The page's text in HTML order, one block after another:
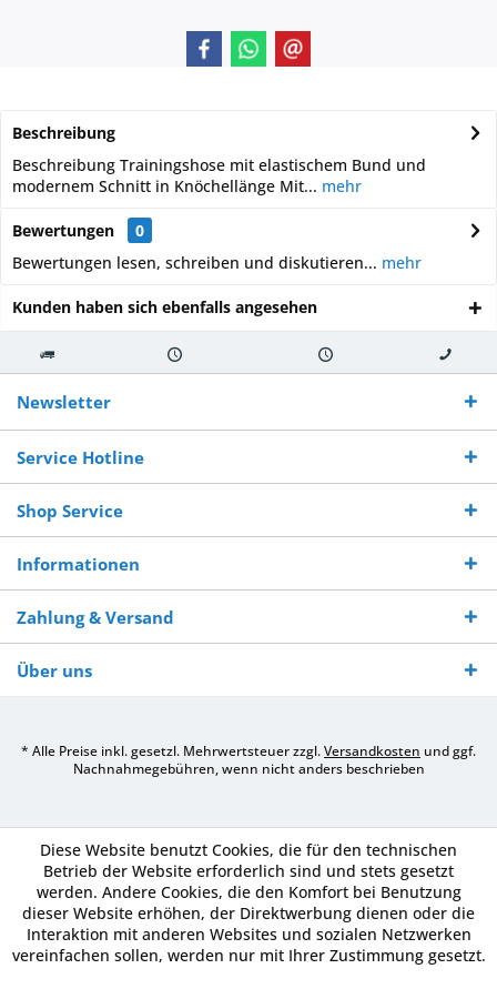
Beschreibung
Beschreibung Trainingshose mit elastischem Bund und
modernem Schnitt in Knöchellänge Mit... mehr
Bewertungen
0
Bewertungen lesen, schreiben und diskutieren... mehr
Kunden haben sich ebenfalls angesehen
Kostenloser
Versand ab €
250,-
Versand innerhalb von Versand von So erreichen
Sie uns 0160
970 511 90
Newsletter
Service Hotline
Shop Service
Informationen
Zahlung & Versand
Über uns
* Alle Preise inkl. gesetzl. Mehrwertsteuer zzgl.Versandkosten und ggf.
Nachnahmegebühren, wenn nicht anders beschrieben
Diese Website benutzt Cookies, die für den technischen
Betrieb der Website erforderlich sind und stets gesetzt
werden. Andere Cookies, die den Komfort bei Benutzung
dieser Website erhöhen, der Direktwerbung dienen oder die
Interaktion mit anderen Websites und sozialen Netzwerken
vereinfachen sollen, werden nur mit Ihrer Zustimmung gesetzt.